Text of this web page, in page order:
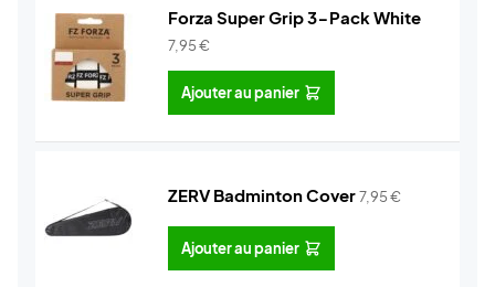
Forza Super Grip 3-Pack White
7,95€
Ajouter au panier
ZERV Badminton Cover7,95€
Ajouter au panier